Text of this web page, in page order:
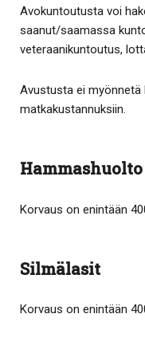
Avokuntoutusta voi
saanut/saamassa
veteraanikuntoutus,
Avustusta ei myönnetä
matkakustannuksiin.
Hammashuolto
Korvaus on enintään
Silmälasit
Korvaus on enintään